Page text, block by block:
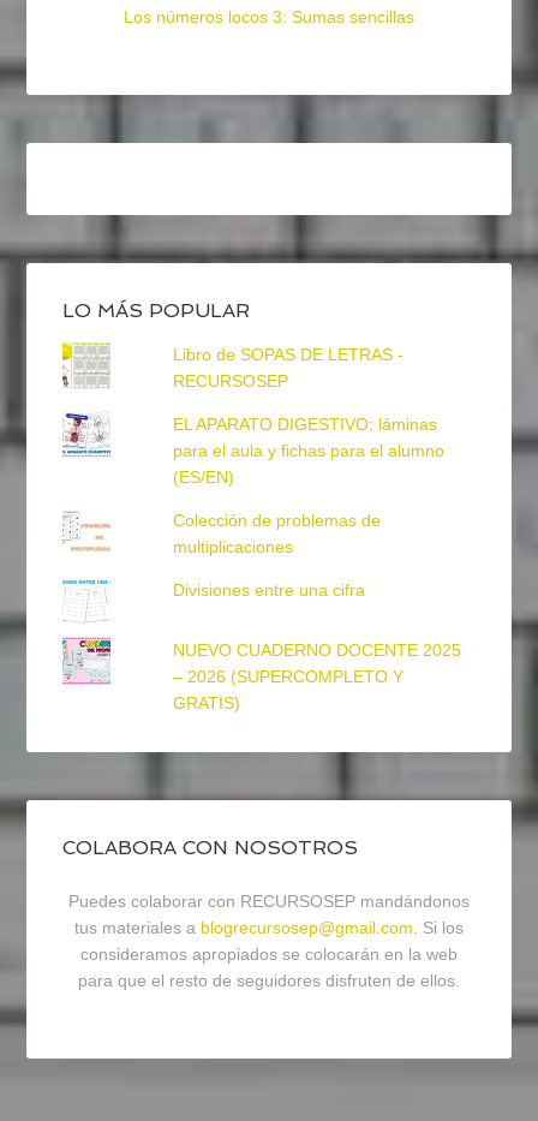
Los números locos 3: Sumas sencillas
LO MÁS POPULAR
Libro de SOPAS DE LETRAS -
RECURSOSEP
EL APARATO DIGESTIVO: láminas
para el aula y fichas para el alumno
(ES/EN)
Colección de problemas de
multiplicaciones
Divisiones entre una cifra
NUEVO CUADERNO DOCENTE 2025
– 2026 (SUPERCOMPLETO Y
GRATIS)
COLABORA CON NOSOTROS
Puedes colaborar con RECURSOSEP mandándonos
tus materiales a blogrecursosep@gmail.com. Si los
consideramos apropiados se colocarán en la web
para que el resto de seguidores disfruten de ellos.